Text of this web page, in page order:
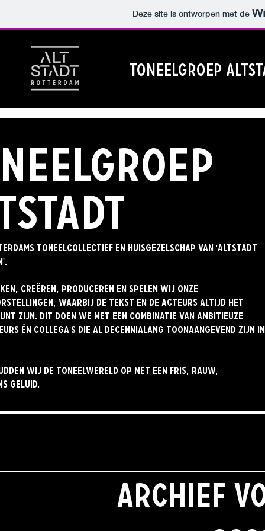
Deze site is ontworpen met de
TONEELGROEP
toneelcollectief en huisgezelschap van 'Altstadt
creëren, produceren en spelen wij onze
waarbij de tekst en de acteurs altijd het
zijn. Dit doen we met een combinatie van ambitieuze
én collega's die al decennialang toonaangevend zijn in
wij de toneelwereld op met een fris, rauw,
geluid.
ARCHIEF